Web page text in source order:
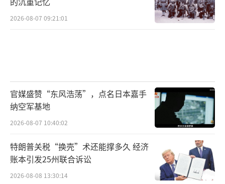
2026-08-07 09:21:01
官媒盛赞“东风浩荡”，点名日本嘉手
纳空军基地
2026-08-07 10:40:02
特朗普关税“换壳”术还能撑多久 经济
账本引发25州联合诉讼
2026-08-08 13:30:14